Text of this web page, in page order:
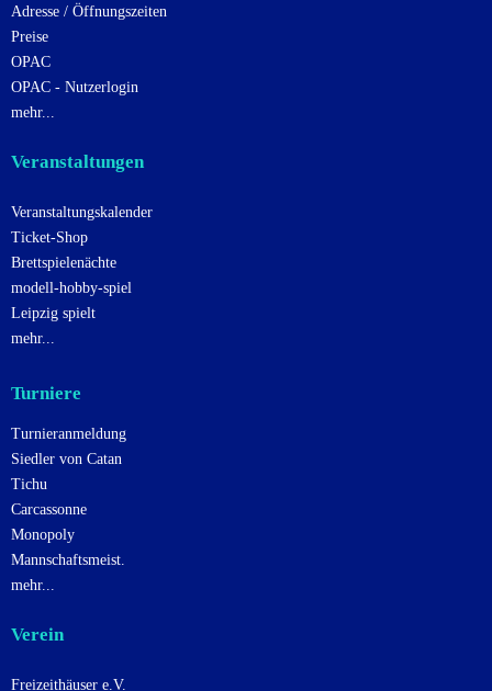
Adresse / Öffnungszeiten
Preise
OPAC
OPAC - Nutzerlogin
mehr...
Veranstaltungen
Veranstaltungskalender
Ticket-Shop
Brettspielenächte
modell-hobby-spiel
Leipzig spielt
mehr...
Turniere
Turnieranmeldung
Siedler von Catan
Tichu
Carcassonne
Monopoly
Mannschaftsmeist.
mehr...
Verein
Freizeithäuser e.V.